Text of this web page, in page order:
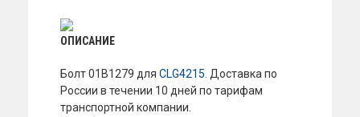
ОПИСАНИЕ
Болт 01B1279 для CLG4215 . Доставка по
России в течении 10 дней по тарифам
транспортной компании.